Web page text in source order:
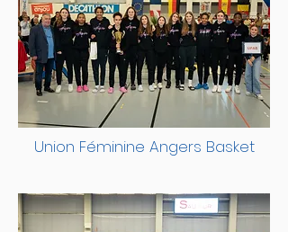
Union Féminine Angers Basket